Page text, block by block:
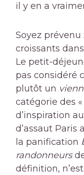
il y en a
Soyez prévenu
croissants
Le petit-
pas considéré
plutôt un
catégorie des
d’inspiration
d’assaut Paris
la panification
randonneurs
définition,